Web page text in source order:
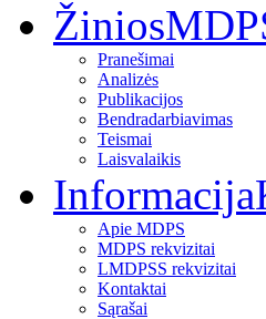
Žinios
Pranešimai
Analizės
Publikacijos
Bendradarbiavimas
Teismai
Laisvalaikis
Informacija
Apie MDPS
MDPS rekvizitai
LMDPSS rekvizitai
Kontaktai
Sąrašai